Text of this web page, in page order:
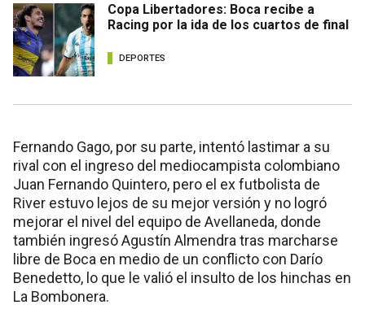
Copa Libertadores: Boca recibe a
Racing por la ida de los cuartos de final
DEPORTES
Fernando Gago, por su parte, intentó lastimar a su
rival con el ingreso del mediocampista colombiano
Juan Fernando Quintero, pero el ex futbolista de
River estuvo lejos de su mejor versión y no logró
mejorar el nivel del equipo de Avellaneda, donde
también ingresó Agustín Almendra tras marcharse
libre de Boca en medio de un conflicto con Darío
Benedetto, lo que le valió el insulto de los hinchas en
La Bombonera.